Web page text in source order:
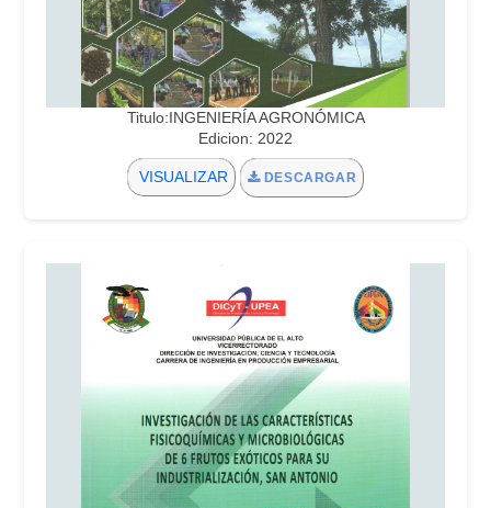
Titulo:INGENIERÍA AGRONÓMICA
Edicion: 2022
VISUALIZAR DESCARGAR